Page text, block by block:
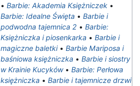
• Barbie: Akademia Księżniczek •
Barbie: Idealne Święta • Barbie i
podwodna tajemnica 2 • Barbie:
Księżniczka i piosenkarka • Barbie i
magiczne baletki• Barbie Mariposa i
baśniowa księżniczka • Barbie i siostry
w Krainie Kucyków• Barbie: Perłowa
księżniczka • Barbie i tajemnicze drzwi